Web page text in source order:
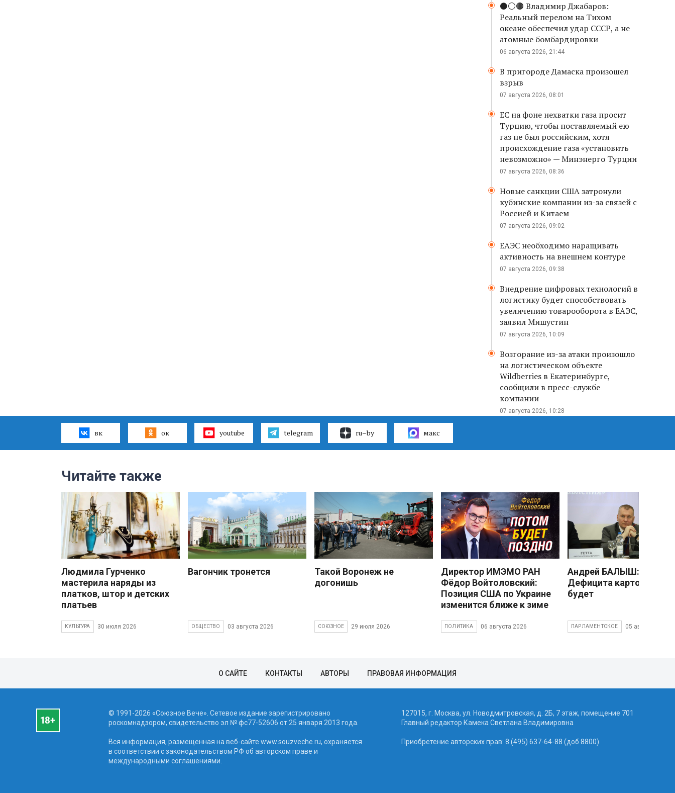
⚫️⚪️🟤 Владимир Джабаров:
Реальный перелом на Тихом
океане обеспечил удар СССР, а не
атомные бомбардировки
06 августа 2026, 21:44
В пригороде Дамаска произошел
взрыв
07 августа 2026, 08:01
ЕС на фоне нехватки газа просит
Турцию, чтобы поставляемый ею
газ не был российским, хотя
происхождение газа «установить
невозможно» — Минэнерго Турции
07 августа 2026, 08:36
Новые санкции США затронули
кубинские компании из-за связей с
Россией и Китаем
07 августа 2026, 09:02
ЕАЭС необходимо наращивать
активность на внешнем контуре
07 августа 2026, 09:38
Внедрение цифровых технологий в
логистику будет способствовать
увеличению товарооборота в ЕАЭС,
заявил Мишустин
07 августа 2026, 10:09
Возгорание из-за атаки произошло
на логистическом объекте
Wildberries в Екатеринбурге,
сообщили в пресс-службе
компании
07 августа 2026, 10:28
вк ок youtube telegram ru–by макс
Читайте также
Людмила Гурченко
мастерила наряды из
платков, штор и детских
платьев
КУЛЬТУРА 30 июля 2026
Вагончик тронется
ОБЩЕСТВО 03 августа 2026
Такой Воронеж не
догонишь
СОЮЗНОЕ 29 июля 2026
Директор ИМЭМО РАН
Фёдор Войтоловский:
Позиция США по Украине
изменится ближе к зиме
ПОЛИТИКА 06 августа 2026
Андрей БАЛЫШ:
Дефицита картофеля не
будет
ПАРЛАМЕНТСКОЕ 05 августа 2026
О САЙТЕ КОНТАКТЫ АВТОРЫ ПРАВОВАЯ ИНФОРМАЦИЯ
© 1991-2026 «Союзное Вече». Сетевое издание зарегистрировано
роскомнадзором, свидетельство эл № фc77-52606 от 25 января 2013 года.
Вся информация, размещенная на веб-сайте www.souzveche.ru, охраняется
в соответствии с законодательством РФ об авторском праве и
международными соглашениями.
127015, г. Москва, ул. Новодмитровская, д. 2Б, 7 этаж, помещение 701
Главный редактор Камека Светлана Владимировна
Приобретение авторских прав: 8 (495) 637-64-88 (доб.8800)